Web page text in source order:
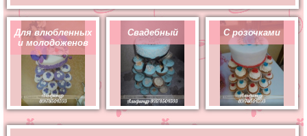
Для влюбленных
и молодоженов
Свадебный С розочками